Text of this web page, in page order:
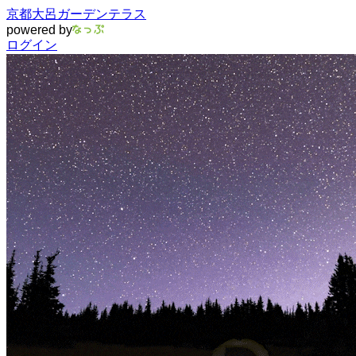
京都大呂ガーデンテラス
powered by
ログイン